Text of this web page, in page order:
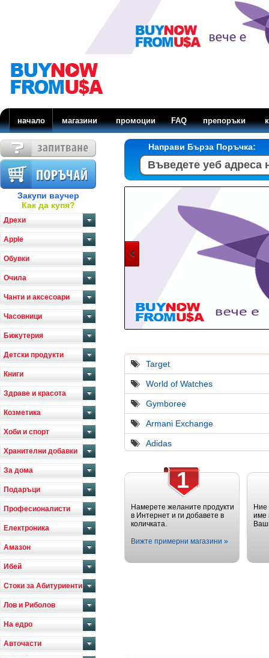
начало магазини промоции FAQ препоръки
Закупи ваучер
Как да купя?
Дрехи
Apple
Обувки
Очила
Чанти и аксесоари
Часовници
Бижутерия
Детски продукти
Книги
Здраве и красота
Козметика
Хоби и спорт
Хранителни добавки
За дома
Подаръци
Професионалисти
Електроника
Амазон
Ибей
Стоки за Абитуриенти
Лов и Риболов
На едро
Авточасти
Направи Бърза Поръчка:
Target
World of Watches
Gymboree
Armani Exchange
Adidas
1
Намерете желаните продукти
в Интернет и ги добавете в
количката.
Вижте примерни магазини »
име